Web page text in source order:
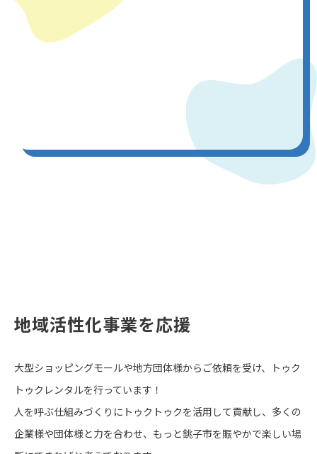
地域活性化事業を応援
大型ショッピングモールや地方団体様からご依頼を受け、
トゥク
トゥクレンタルを行っています！
人を呼ぶ仕組みづくりにトゥクトゥクを活用して貢献し、
多くの
企業様や団体様と力を合わせ、もっと銚子市を賑やかで楽しい場